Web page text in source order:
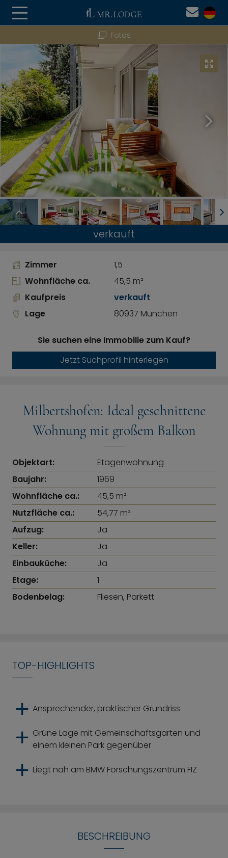
Fotos
verkauft
Zimmer
1,5
Wohnfläche ca.
45,5 m²
Kaufpreis
verkauft
Lage
80937 München
Sie suchen eine Immobilie zum Kauf?
Jetzt Suchprofil hinterlegen
Milbertshofen: Ideal geschnittene
Wohnung mit großem Balkon
Objektart:
Etagenwohnung
Baujahr:
1969
Wohnfläche ca.:
45,5 m²
Nutzfläche ca.:
54,77 m²
Aufzug:
Ja
Keller:
Ja
Einbauküche:
Ja
Etage:
1
Bodenbelag:
Fliesen, Parkett
TOP-HIGHLIGHTS
Ansprechender, praktischer Grundriss
Grüne Lage mit Gemeinschaftsgarten und
einem kleinen Park gegenüber
Liegt nah am BMW Forschungszentrum FIZ
BESCHREIBUNG